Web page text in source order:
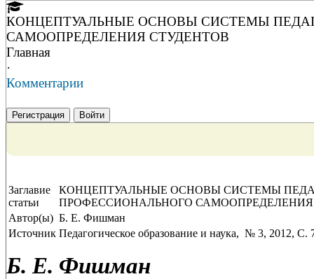
КОНЦЕПТУАЛЬНЫЕ ОСНОВЫ СИСТЕМЫ
САМООПРЕДЕЛЕНИЯ СТУДЕНТОВ
Главная
·
Комментарии
Регистрация Войти
Заглавие
статьи
КОНЦЕПТУАЛЬНЫЕ ОСНОВЫ СИСТЕМЫ
ПРОФЕССИОНАЛЬНОГО САМООПРЕДЕЛЕНИЯ
Автор(ы) Б. Е. Фишман
Источник Педагогическое образование и наука, № 3, 2012, C.
Б. Е. Фишман